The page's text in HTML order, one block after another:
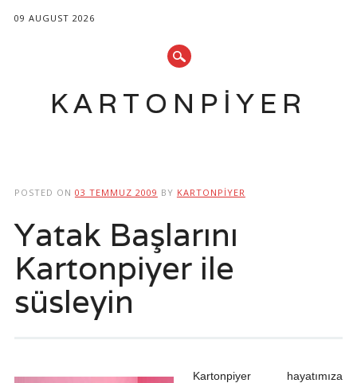
09 AUGUST 2026
KARTONPIYER
POSTED ON 03 TEMMUZ 2009 BY KARTONPIYER
Yatak Başlarını
Kartonpiyer ile
süsleyin
Kartonpiyer hayatımıza